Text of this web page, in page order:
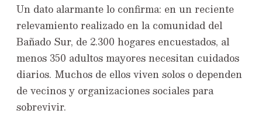
Un dato alarmante lo confirma: en un reciente
relevamiento realizado en la comunidad del
Bañado Sur, de 2.300 hogares encuestados, al
menos 350 adultos mayores necesitan cuidados
diarios. Muchos de ellos viven solos o dependen
de vecinos y organizaciones sociales para
sobrevivir.